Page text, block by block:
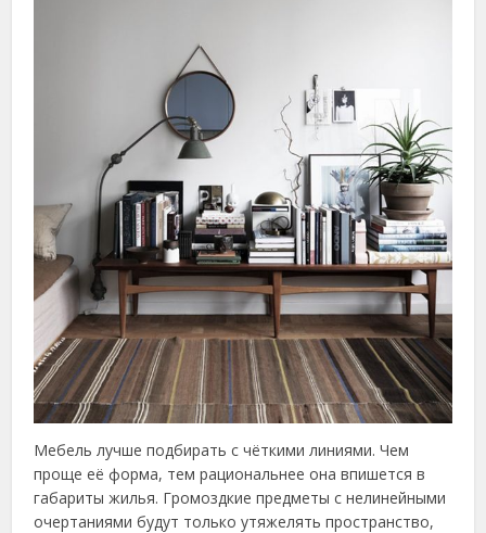
Мебель лучше подбирать с чёткими линиями. Чем
проще её форма, тем рациональнее она впишется в
габариты жилья. Громоздкие предметы с нелинейными
очертаниями будут только утяжелять пространство,